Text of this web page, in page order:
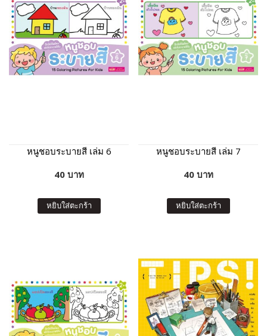
หนูชอบระบายสี เล่ม 6
40 บาท
หยิบใส่ตะกร้า
หนูชอบระบายสี เล่ม 7
40 บาท
หยิบใส่ตะกร้า